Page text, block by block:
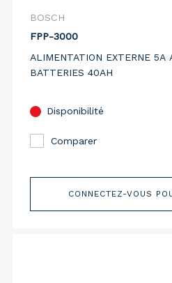
BOSCH
FPP-3000
ALIMENTATION EXTERNE 5A
BATTERIES 40AH
Disponibilité
Comparer
CONNECTEZ-VOUS